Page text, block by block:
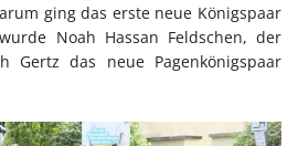
ging das erste neue Königspaar
Noah Hassan Feldschen, der
Gertz das neue Pagenkönigspaar